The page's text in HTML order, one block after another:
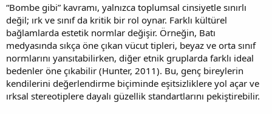
“Bombe gibi” kavramı, yalnızca toplumsal cinsiyetle sınırlı
değil; ırk ve sınıf da kritik bir rol oynar. Farklı kültürel
bağlamlarda estetik normlar değişir. Örneğin, Batı
medyasında sıkça öne çıkan vücut tipleri, beyaz ve orta sınıf
normlarını yansıtabilirken, diğer etnik gruplarda farklı ideal
bedenler öne çıkabilir (Hunter, 2011). Bu, genç bireylerin
kendilerini değerlendirme biçiminde eşitsizliklere yol açar ve
ırksal stereotiplere dayalı güzellik standartlarını pekiştirebilir.